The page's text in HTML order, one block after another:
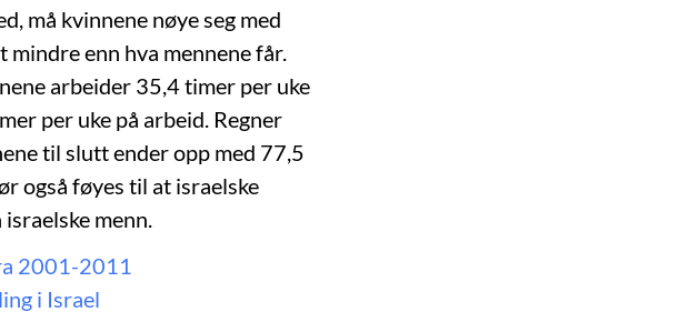
må kvinnene nøye seg med
enn hva mennene får.
arbeider 35,4 timer per uke
per uke på arbeid. Regner
til slutt ender opp med 77,5
også føyes til at israelske
menn.
2001-2011
i Israel